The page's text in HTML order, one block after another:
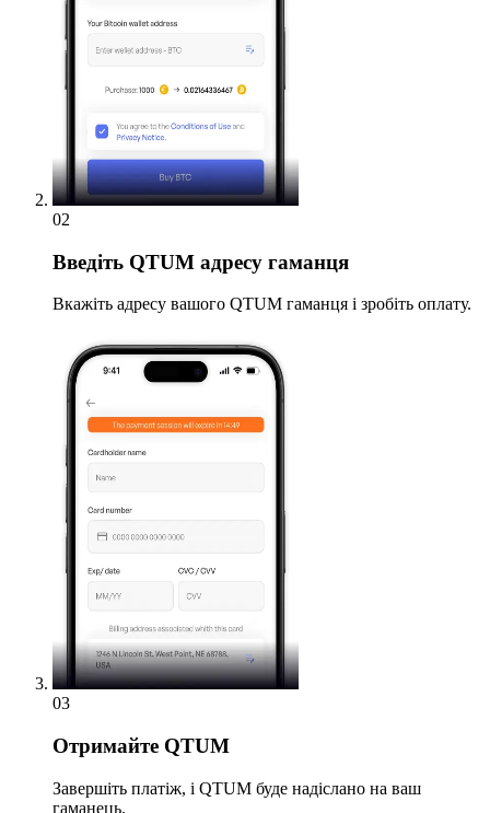
02
Введіть QTUM адресу гаманця
Вкажіть адресу вашого QTUM гаманця і зробіть оплату.
03
Отримайте QTUM
Завершіть платіж, і QTUM буде надіслано на ваш
гаманець.